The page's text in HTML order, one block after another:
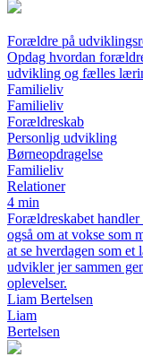
Forældre på
Opdag hvordan
udvikling og fælles
Familieliv
Familieliv
Forældreskab
Personlig udvikling
Børneopdragelse
Familieliv
Relationer
4 min
Forældreskabet
også om at vokse som
at se hverdagen som
udvikler jer sammen
oplevelser.
Liam Bertelsen
Liam
Bertelsen